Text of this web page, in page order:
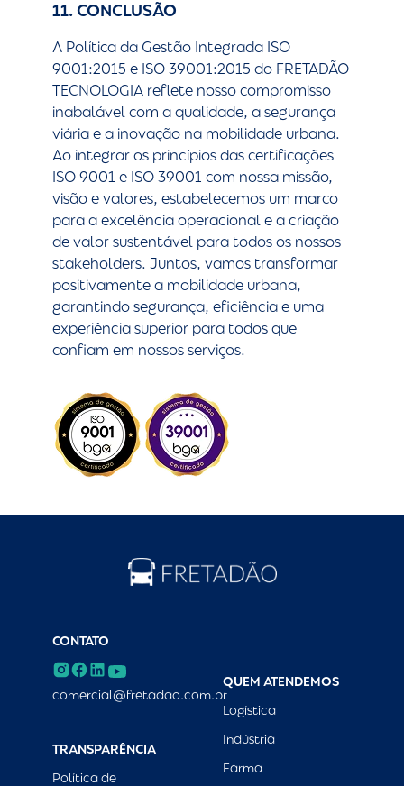
11. CONCLUSÃO
A Política da Gestão Integrada ISO
9001:2015 e ISO 39001:2015 do FRETADÃO
TECNOLOGIA reflete nosso compromisso
inabalável com a qualidade, a segurança
viária e a inovação na mobilidade urbana.
Ao integrar os princípios das certificações
ISO 9001 e ISO 39001 com nossa missão,
visão e valores, estabelecemos um marco
para a excelência operacional e a criação
de valor sustentável para todos os nossos
stakeholders. Juntos, vamos transformar
positivamente a mobilidade urbana,
garantindo segurança, eficiência e uma
experiência superior para todos que
confiam em nossos serviços.
CONTATO
comercial@fretadao.com.br
TRANSPARÊNCIA
Política de
QUEM ATENDEMOS
Logística
Indústria
Farma